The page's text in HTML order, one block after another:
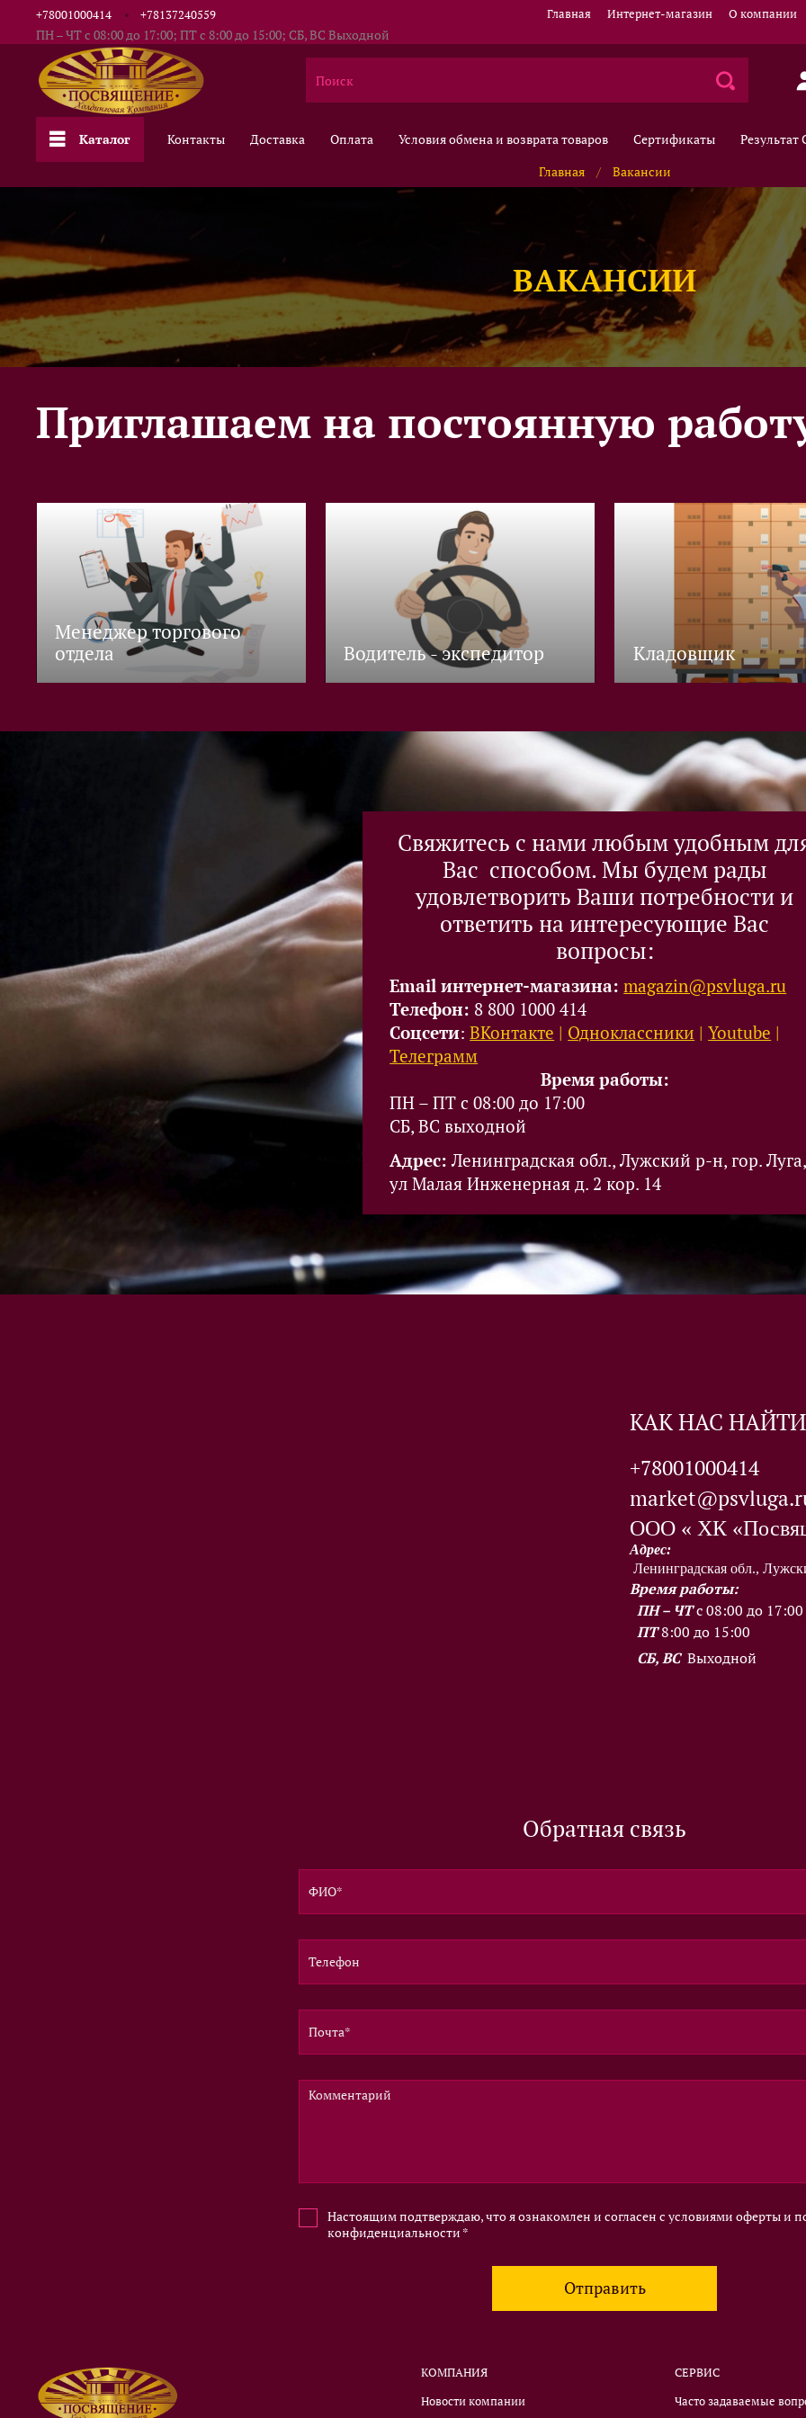
Главная Интернет-магазин О компании
ПН – ЧТ с 08:00 до 17:00; ПТ с 8:00 до 15:00; СБ, ВС Выходной
+78001000414 +78137240559
Каталог Контакты Доставка Оплата Условия обмена и возврата товаров Сертификаты
Результат
Главная
Вакансии
ВАКАНСИИ
Приглашаем на постоянную
Менеджер торгового
отдела
Водитель - экспедитор Кладовщик
Cвяжитесь с нами любым удобным
Вас способом. Мы будем рады
удовлетворить Ваши потребности и
ответить на интересующие Вас
вопросы:
Email интернет-магазина: magazin@psvluga.ru
Телефон: 8 800 1000 414
Соцсети: ВКонтакте | Одноклассники |Youtube |
Телеграмм
Время работы:
ПН – ПТ с 08:00 до 17:00
СБ, ВС выходной
Адрес: Ленинградская обл., Лужский р-н, гор. Луга,
ул Малая Инженерная д. 2 кор. 14
КАК НАС
+78001000414
ООО « ХК
Адрес:
Ленинградская обл.,
Время работы:
ПН – ЧТс 08:00 до 17:00
ПТ8:00 до 15:00
СБ, ВСВыходной
Обратная связь
Настоящим подтверждаю, что я ознакомлен и согласен с условиями оферты и
конфиденциальности *
Отправить
КОМПАНИЯ
Новости компании
СЕРВИС
Часто задаваемые